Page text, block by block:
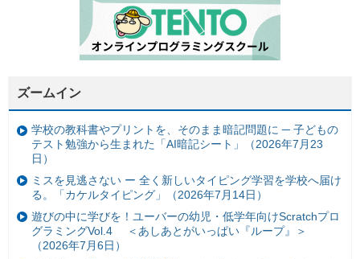
ズームイン
学校の教科書やプリントを、そのまま暗記問題に ─ 子どもの
テスト勉強から生まれた「AI暗記シート」（2026年7月23
日）
ミスを見逃さない ー 全く新しいタイピング学習を学校へ届け
る。「カケルタイピング」（2026年7月14日）
遊びの中に学びを！ユーバーの幼児・低学年向けScratchプロ
グラミングVol.4 ＜あしあとがいっぱい『ループ』＞
（2026年7月6日）